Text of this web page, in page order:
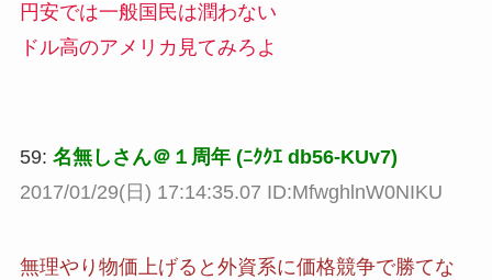
円安では一般国民は潤わない
ドル高のアメリカ見てみろよ
59: 名無しさん＠１周年 (ﾆｸｸｴ db56-KUv7)
2017/01/29(日) 17:14:35.07 ID:MfwghlnW0NIKU
無理やり物価上げると外資系に価格競争で勝てな